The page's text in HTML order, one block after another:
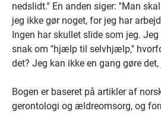
nedslidt.'' En anden siger: ''Man
jeg ikke gør noget, for jeg har
Ingen har skullet slide som jeg.
snak om ''hjælp til selvhjælp,''
det? Jeg kan ikke en gang gøre
Bogen er baseret på artikler af
gerontologi og ældreomsorg, og